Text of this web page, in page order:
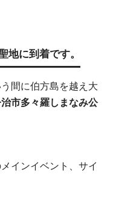
に到着です。
間に伯方島を越え大
市多々羅しまなみ公
インイベント、サイ